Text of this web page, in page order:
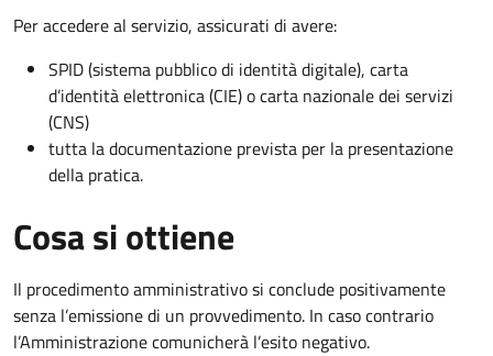
Per accedere al servizio, assicurati di avere:
SPID (sistema pubblico di identità digitale), carta
d’identità elettronica (CIE) o carta nazionale dei servizi
(CNS)
tutta la documentazione prevista per la presentazione
della pratica.
Cosa si ottiene
Il procedimento amministrativo si conclude positivamente
senza l’emissione di un provvedimento. In caso contrario
l’Amministrazione comunicherà l’esito negativo.